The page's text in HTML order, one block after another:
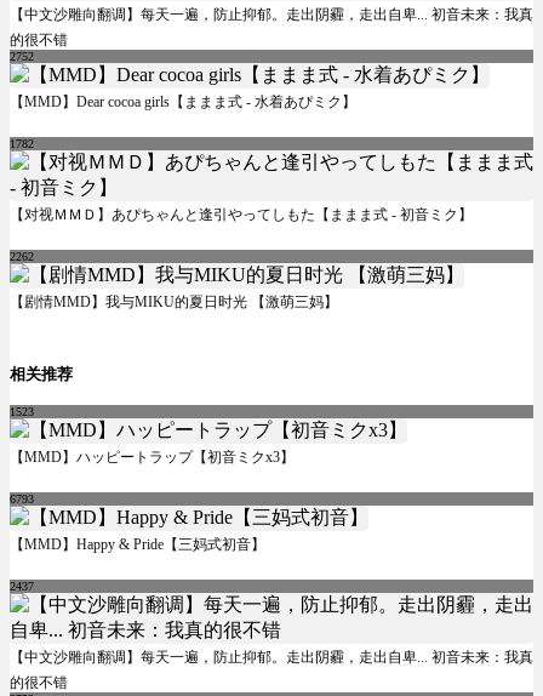
【中文沙雕向翻调】每天一遍，防止抑郁。走出阴霾，走出自卑... 初音未来：我真
的很不错
2752
【MMD】Dear cocoa girls【ままま式 - 水着あぴミク】
1782
【对视ＭＭＤ】あぴちゃんと逢引やってしもた【ままま式 - 初音ミク】
2262
【剧情MMD】我与MIKU的夏日时光 【激萌三妈】
相关推荐
1523
【MMD】ハッピートラップ【初音ミクx3】
6793
【MMD】Happy & Pride【三妈式初音】
2437
【中文沙雕向翻调】每天一遍，防止抑郁。走出阴霾，走出自卑... 初音未来：我真
的很不错